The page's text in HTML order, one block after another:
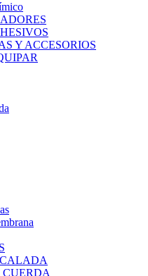
Y ACCESORIOS
CUERDA